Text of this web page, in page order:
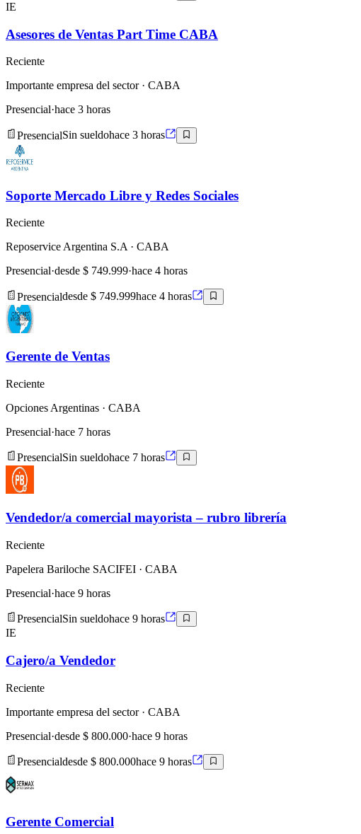
IE
Asesores de Ventas Part Time CABA
Reciente
Importante empresa del sector· CABA
Presencial·hace 3 horas
PresencialSin sueldohace 3 horas
Soporte Mercado Libre y Redes Sociales
Reciente
Reposervice Argentina S.A · CABA
Presencial·desde $ 749.999·hace 4 horas
Presencialdesde $ 749.999hace 4 horas
Gerente de Ventas
Reciente
Opciones Argentinas · CABA
Presencial·hace 7 horas
PresencialSin sueldohace 7 horas
Vendedor/a comercial mayorista – rubro librería
Reciente
Papelera Bariloche SACIFEI · CABA
Presencial·hace 9 horas
PresencialSin sueldohace 9 horas
IE
Cajero/a Vendedor
Reciente
Importante empresa del sector· CABA
Presencial·desde $ 800.000·hace 9 horas
Presencialdesde $ 800.000hace 9 horas
Gerente Comercial